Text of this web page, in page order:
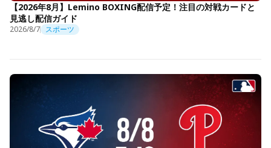
【2026年8月】Lemino BOXING配信予定！注目の対戦カードと
見逃し配信ガイド
2026/8/7 スポーツ